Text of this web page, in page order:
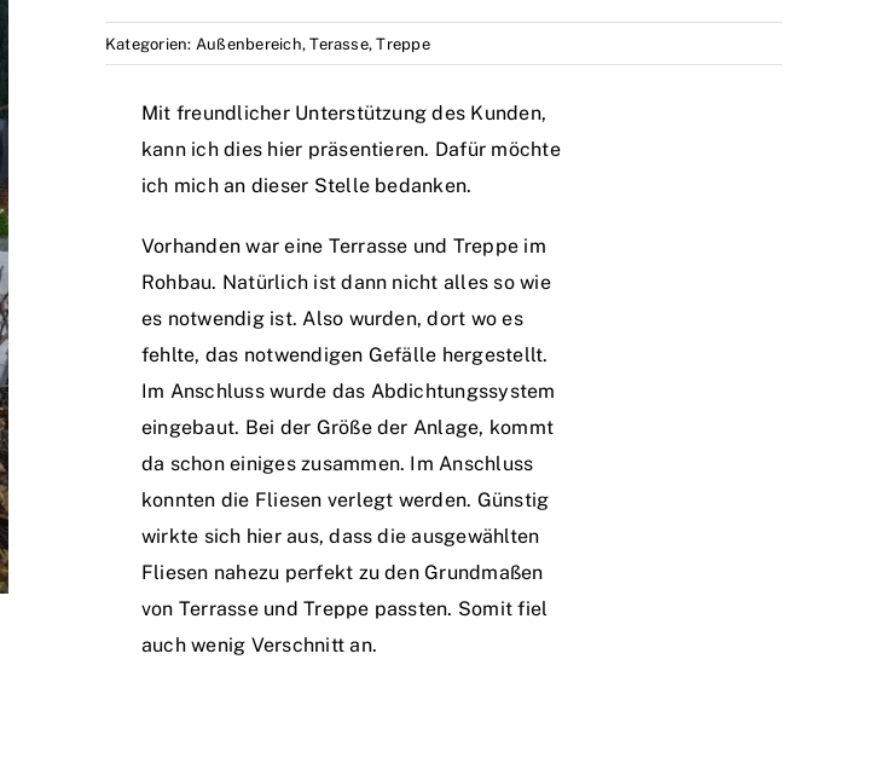
Kategorien: Außenbereich,Terasse,Treppe
Mit freundlicher Unterstützung des Kunden,
kann ich dies hier präsentieren. Dafür möchte
ich mich an dieser Stelle bedanken.
Vorhanden war eine Terrasse und Treppe im
Rohbau. Natürlich ist dann nicht alles so wie
es notwendig ist. Also wurden, dort wo es
fehlte, das notwendigen Gefälle hergestellt.
Im Anschluss wurde das Abdichtungssystem
eingebaut. Bei der Größe der Anlage, kommt
da schon einiges zusammen. Im Anschluss
konnten die Fliesen verlegt werden. Günstig
wirkte sich hier aus, dass die ausgewählten
Fliesen nahezu perfekt zu den Grundmaßen
von Terrasse und Treppe passten. Somit fiel
auch wenig Verschnitt an.